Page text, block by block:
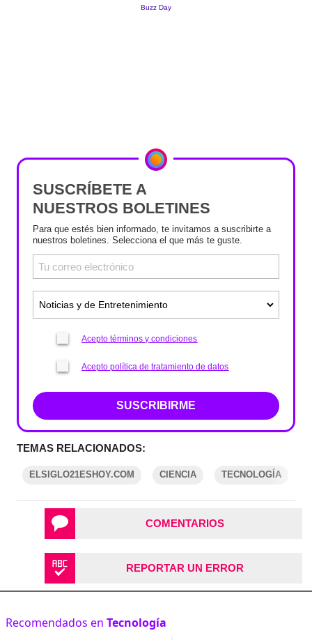
SUSCRÍBETE A
NUESTROS BOLETINES
Para que estés bien informado, te invitamos a suscribirte a
nuestros boletines. Selecciona el que más te guste.
Acepto términos y condiciones
Acepto política de tratamiento de datos
SUSCRIBIRME
TEMAS RELACIONADOS:
ELSIGLO21ESHOY.COM CIENCIA TECNOLOGÍA
COMENTARIOS
REPORTAR UN ERROR
Recomendados en Tecnología